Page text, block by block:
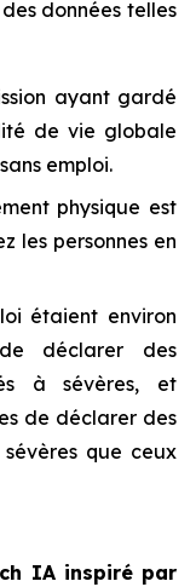
données telles
ayant gardé
de vie globale
emploi.
physique est
les personnes en
étaient environ
déclarer des
à sévères, et
de déclarer des
que ceux
IA inspiré par